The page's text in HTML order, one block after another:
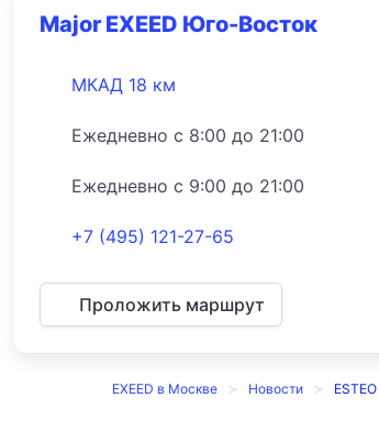
Major EXEED Юго-Восток
МКАД 18 км
Ежедневно с 8:00 до 21:00
Ежедневно с 9:00 до 21:00
+7 (495) 121-27-65
Проложить маршрут
EXEED в Москве Новости